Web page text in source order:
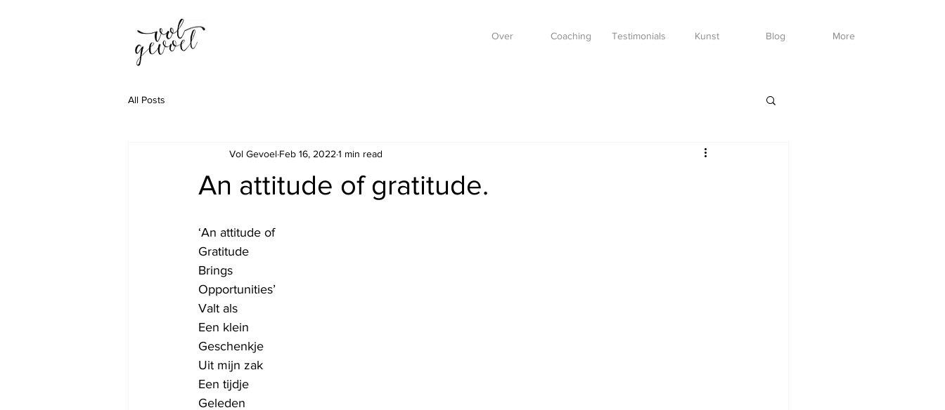
Over Coaching Testimonials Kunst Blog More
All Posts
An attitude of gratitude.
Vol Gevoel Feb 16, 2022 1 min read
‘An attitude of
Gratitude
Brings
Opportunities’
Valt als
Een klein
Geschenkje
Uit mijn zak
Een tijdje
Geleden